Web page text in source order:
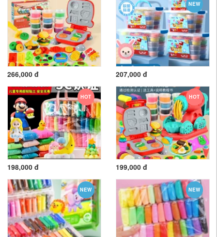
266,000 đ
NEW
207,000 đ
HOT
198,000 đ
HOT
199,000 đ
NEW NEW